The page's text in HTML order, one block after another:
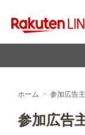
【1円からお支払い
ホーム 参加広告主
参加広告